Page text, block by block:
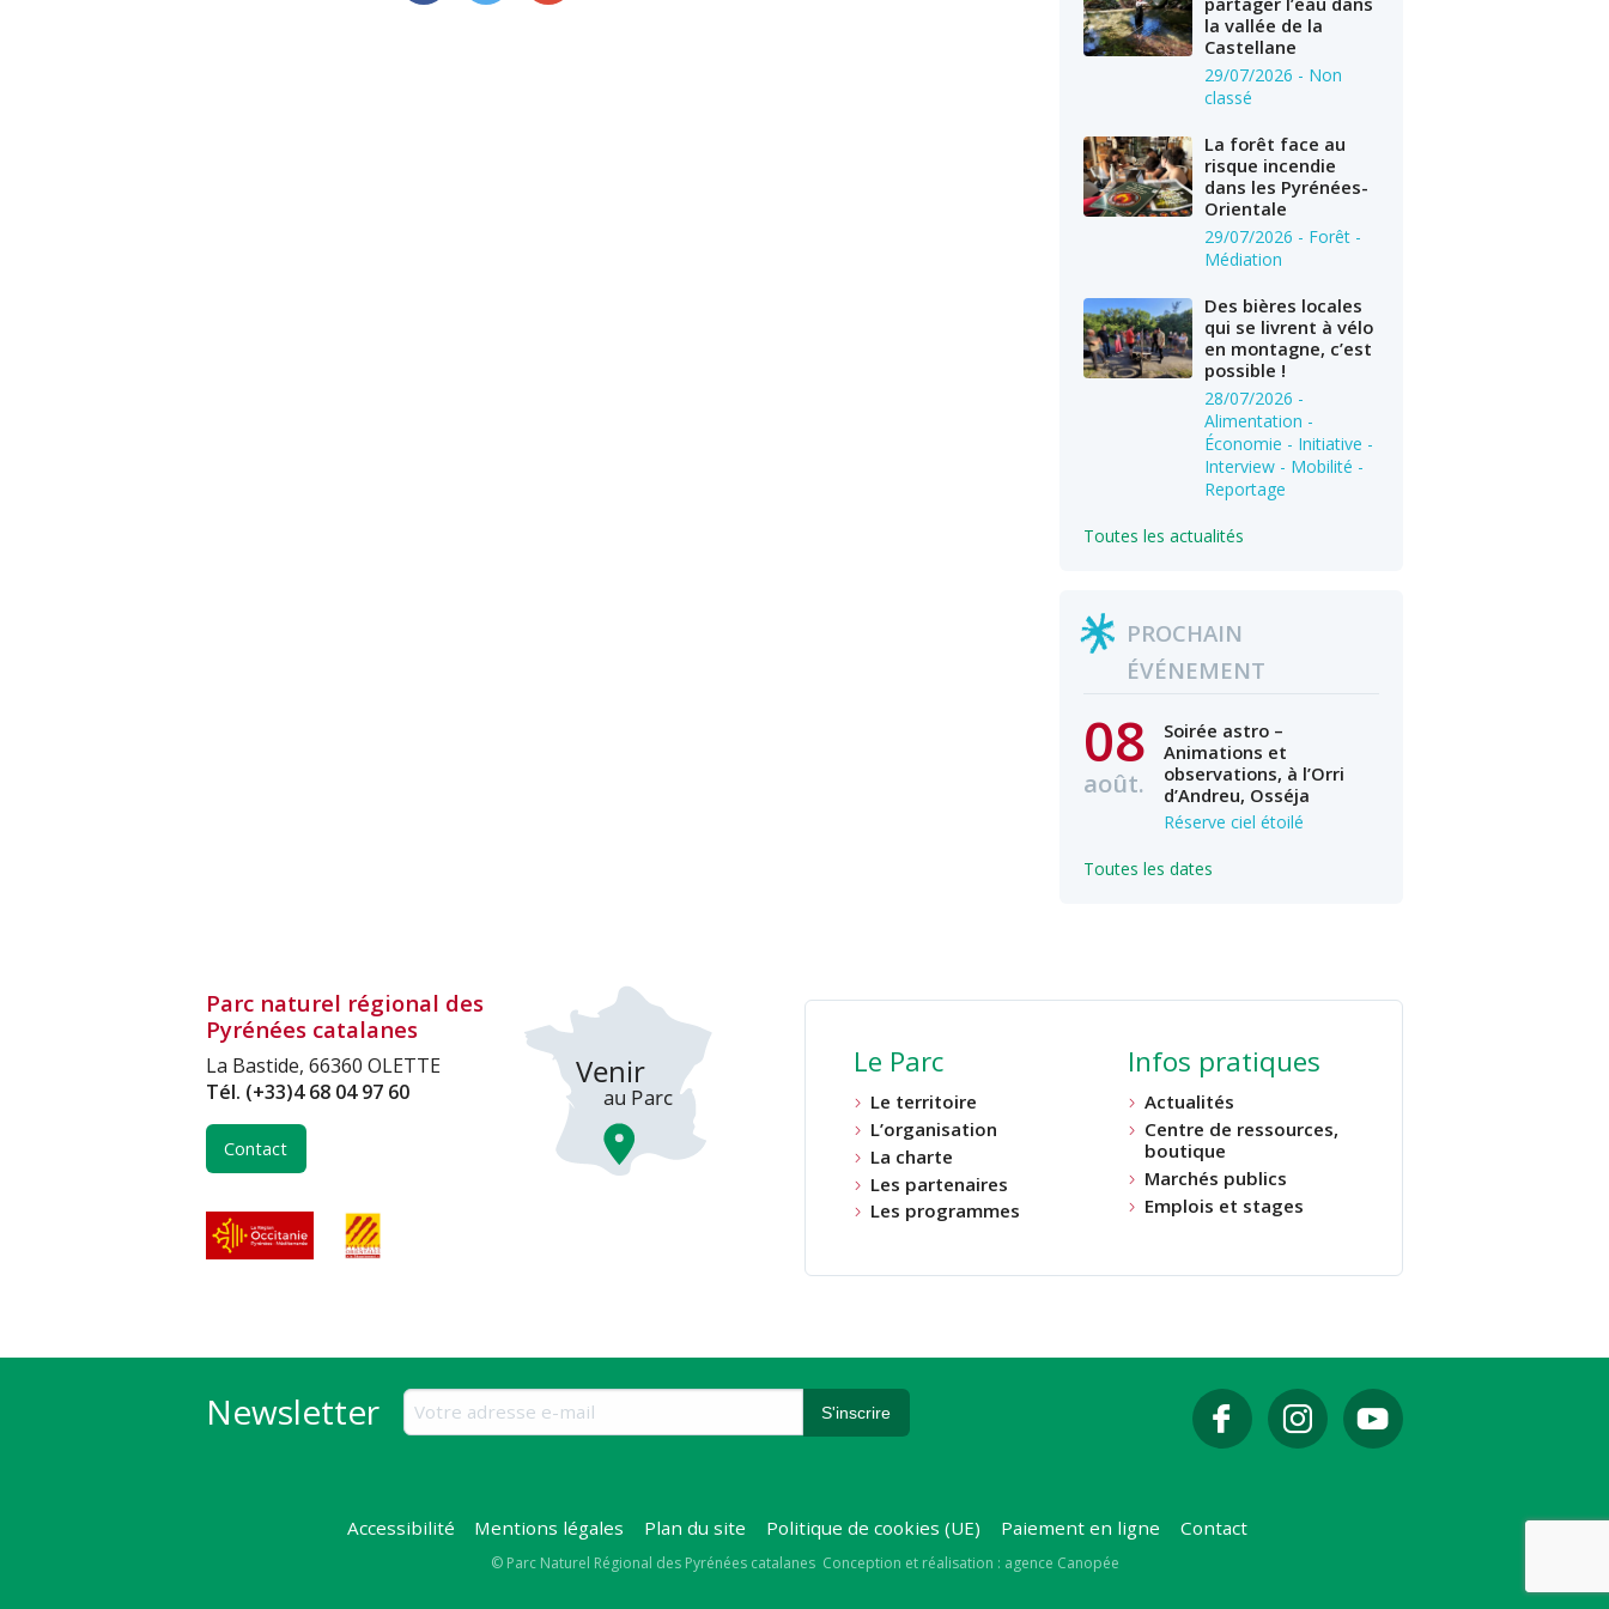
la vallée de la
Castellane
29/07/2026 - Non
classé
La forêt face au
risque incendie
dans les Pyrénées-
Orientale
29/07/2026 - Forêt -
Médiation
Des bières locales
qui se livrent à vélo
en montagne, c’est
possible !
28/07/2026 -
Alimentation -
Économie - Initiative -
Interview - Mobilité -
Reportage
Toutes les actualités
PROCHAIN
ÉVÉNEMENT
08
août.
Soirée astro –
Animations et
observations, à l’Orri
d’Andreu, Osséja
Réserve ciel étoilé
Toutes les dates
Parc naturel régional des
Pyrénées catalanes
La Bastide, 66360 OLETTE
Tél. (+33)4 68 04 97 60
Contact
Le Parc
Le territoire
L’organisation
La charte
Les partenaires
Les programmes
Infos pratiques
Actualités
Centre de ressources,
boutique
Marchés publics
Emplois et stages
Newsletter
Accessibilité Mentions légales Plan du site Politique de cookies (UE) Paiement en ligne Contact
Copyright
© Parc Naturel Régional des Pyrénées catalanes Conception et réalisation : agence Canopée